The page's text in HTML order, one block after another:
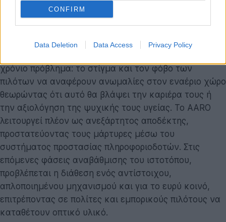
CONFIRM
Data Deletion Data Access Privacy Policy
κυβέρνησης, μέλη των ενόπλων δυνάμεων και
εργολάβους (contractors) που διαθέτουν την
χρόνιο πρόβλημα: το στίγμα και τον φόβο των
πιλότων να αναφέρουν ανωμαλίες στον εναέριο χώρο
θεωρώντας ότι αυτό θα βλάψει την καριέρα τους ή
την αξιολόγηση της ψυχικής τους υγείας. Το AARO
λειτουργεί πλέον ως ανεξάρτητος αποδέκτης,
προστατεύοντας τους μάρτυρες μέσω του
συστήματος προστασίας πληροφοριοδοτών. Στις
επόμενες φάσεις αναβάθμισης του ιστοτόπου,
προβλέπεται η διάθεση ενός αντίστοιχου,
απλοποιημένου μηχανισμού και για το ευρύ κοινό,
επιτρέποντας σε πολίτες και εμπορικούς πιλότους να
καταθέτουν οπτικό υλικό.